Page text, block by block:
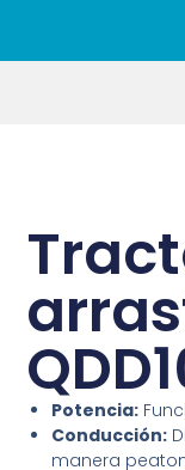
Potencia:
Conducción:
manera